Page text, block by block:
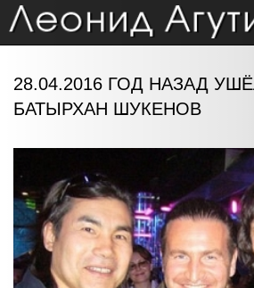
28.04.2016 ГОД НАЗАД
БАТЫРХАН ШУКЕНОВ